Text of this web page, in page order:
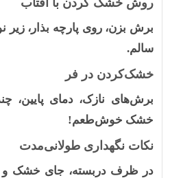
روش خشک کردن با آفتاب
برش بزن، روی پارچه بذار، زیر
سالم.
خشک‌کردن در فر
برش‌های نازک، دمای پایین،
خشک خوش‌طعم!
نکات نگهداری طولانی‌مدت
در ظرف دربسته، جای خشک و